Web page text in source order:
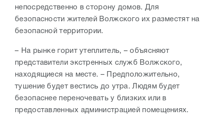
непосредственно в сторону домов. Для
безопасности жителей Волжского их разместят на
безопасной территории.
– На рынке горит утеплитель, – объясняют
представители экстренных служб Волжского,
находящиеся на месте. – Предположительно,
тушение будет вестись до утра. Людям будет
безопаснее переночевать у близких или в
предоставленных администрацией помещениях.